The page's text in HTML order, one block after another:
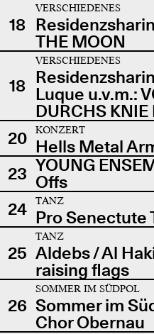
18
VERSCHIEDENES
THE MOON
18
VERSCHIEDENES
Luque u.v.m.:
DURCHS KNIE
20
KONZERT
Hells Metal
23 YOUNG
Offs
24
TANZ
Pro Senectute
25
TANZ
Aldebs / Al
raising flags
26
SOMMER IM SÜDPOL
Sommer im
Chor Obernau